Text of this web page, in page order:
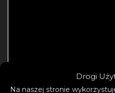
Drogi
Na naszej stronie